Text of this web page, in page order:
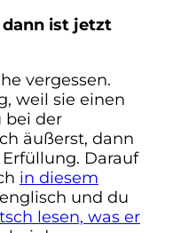
dann ist jetzt
vergessen.
weil sie einen
bei der
äußerst, dann
Darauf
in diesem
und du
lesen, was er